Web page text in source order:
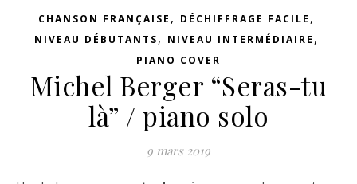
CHANSON FRANÇAISE , DÉCHIFFRAGE FACILE ,
NIVEAU DÉBUTANTS, NIVEAU INTERMÉDIAIRE ,
PIANO COVER
Michel Berger “Seras-tu
là” / piano solo
9 mars 2019